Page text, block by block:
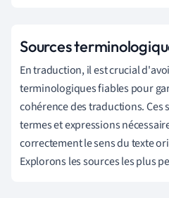
Sources
En traduction, il est crucial
terminologiques fiables pour
cohérence des traductions. Ces
termes et expressions
correctement le sens du texte
Explorons les sources les plus